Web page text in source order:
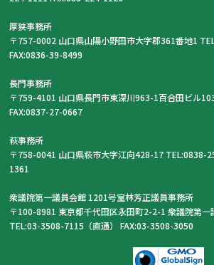
厚狭事務所
〒757-0002 山口県山陽小野田市大字郡361番地1
FAX:0836-39-8499
長門事務所
〒759-4101 山口県長門市東深川963-1百合田ビル
FAX:0837-27-0667
萩事務所
〒758-0041 山口県萩市大字江向428-17 TEL:0838-
1361
衆議院第一議員会館 1201号室林芳正議員事務所
〒100-8981 東京都千代田区永田町2-2-1 衆議院第一
TEL:03-3508-7115（直通） FAX:03-3508-3050